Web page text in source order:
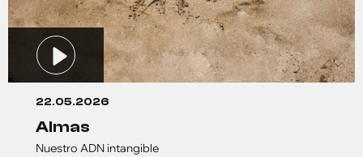
22.05.2026
almas
Nuestro ADN intangible